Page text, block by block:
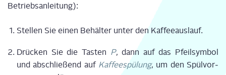
Betriebsanleitung):
Stel­len Sie einen Behäl­ter unter den Kaffeeauslauf.
Drü­cken Sie die Tas­ten P, dann auf das Pfeil­sym­bol
und abschlie­ßend auf Kaf­fee­spü­lung, um den Spül­vor­